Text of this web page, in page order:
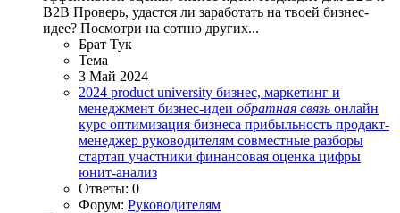
B2B Проверь, удастся ли заработать на твоей бизнес-
идее? Посмотри на сотню других...
Брат Тук
Тема
3 Май 2024
2024 product university бизнес, маркетинг и
менеджмент бизнес-идеи обратная связь онлайн
курс оптимизация бизнеса прибыльность продакт-
менеджер руководителям совместные разборы
стартап участники финансовая оценка цифры
юнит-анализ
Ответы: 0
Форум: Руководителям